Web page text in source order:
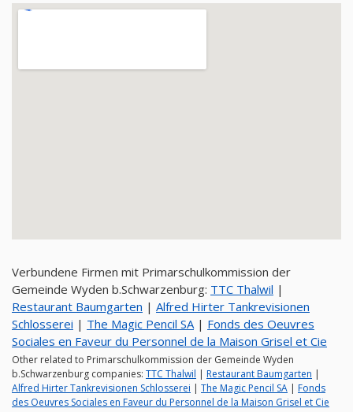
Verbundene Firmen mit Primarschulkommission der
Gemeinde Wyden b.Schwarzenburg: TTC Thalwil |
Restaurant Baumgarten | Alfred Hirter Tankrevisionen
Schlosserei | The Magic Pencil SA| Fonds des Oeuvres
Sociales en Faveur du Personnel de la Maison Grisel et Cie
Other related to Primarschulkommission der Gemeinde Wyden
b.Schwarzenburg companies: TTC Thalwil | Restaurant Baumgarten |
Alfred Hirter Tankrevisionen Schlosserei | The Magic Pencil SA | Fonds
des Oeuvres Sociales en Faveur du Personnel de la Maison Grisel et Cie